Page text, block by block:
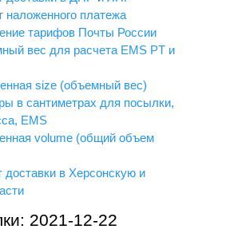
наложенного платежа
тарифов Почты России
вес для расчета EMS PT и
size (объемный вес)
в сантиметрах для посылки,
EMS
volume (общий объем
доставки в Херсонскую и
2021-12-22